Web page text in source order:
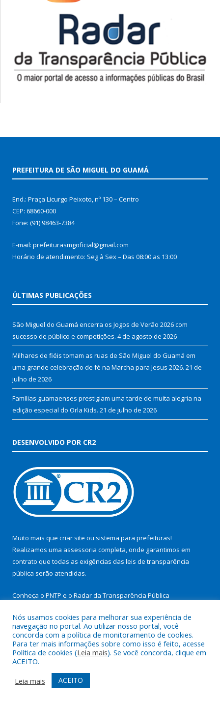
PREFEITURA DE SÃO MIGUEL DO GUAMÁ
End.: Praça Licurgo Peixoto, nº 130 – Centro
CEP: 68660-000
Fone: (91) 98463-7384
E-mail: prefeiturasmgoficial@gmail.com
Horário de atendimento: Seg à Sex – Das 08:00 as 13:00
ÚLTIMAS PUBLICAÇÕES
São Miguel do Guamá encerra os Jogos de Verão 2026 com
sucesso de público e competições. 4 de agosto de 2026
Milhares de fiéis tomam as ruas de São Miguel do Guamá em
uma grande celebração de fé na Marcha para Jesus 2026. 21 de
julho de 2026
Famílias guamaenses prestigiam uma tarde de muita alegria na
edição especial do Orla Kids. 21 de julho de 2026
DESENVOLVIDO POR CR2
Muito mais que criar site ou sistema para prefeituras!
Realizamos uma assessoria completa, onde garantimos em
contrato que todas as exigências das leis de transparência
pública serão atendidas.
Conheça o PNTP e o Radar da Transparência Pública
Todos os direitos reservados a Prefeitura Municipal de São
Miguel do Guamá.
Mapa do Site
Acessar Área Administrativa
Acessar Webmail
Nós usamos cookies para melhorar sua experiência de
navegação no portal. Ao utilizar nosso portal, você
concorda com a política de monitoramento de cookies.
Para ter mais informações sobre como isso é feito, acesse
Política de cookies (Leia mais). Se você concorda, clique em
ACEITO.
Leia mais
ACEITO